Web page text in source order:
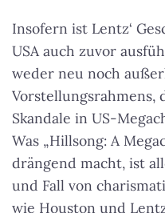
Insofern ist Lentz‘
USA auch zuvor
weder neu noch
Skandale in US-
Was „Hillsong: A
drängend macht, ist
und Fall von
wie Houston und